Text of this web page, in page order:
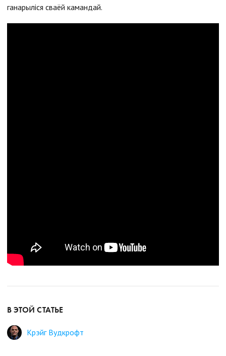
ганарыліся сваёй камандай.
В ЭТОЙ СТАТЬЕ
Крэйг Вудкрофт